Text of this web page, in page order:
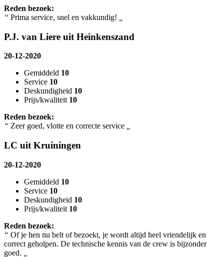
Reden bezoek:
“ Prima service, snel en vakkundig!
P.J. van Liere uit Heinkenszand
20-12-2020
Gemiddeld 10
Service 10
Deskundigheid 10
Prijs/kwaliteit 10
Reden bezoek:
“ Zeer goed, vlotte en correcte service
LC uit Kruiningen
20-12-2020
Gemiddeld 10
Service 10
Deskundigheid 10
Prijs/kwaliteit 10
Reden bezoek:
“ Of je hen nu belt of bezoekt, je wordt altijd heel vriendelijk en
correct geholpen. De technische kennis van de crew is bijzonder
goed.